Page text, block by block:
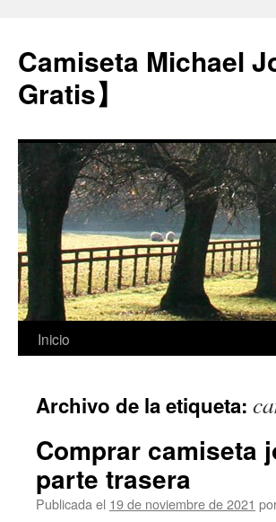
Camiseta Michael
Gratis】
Saltar
contenido
Inicio
Archivo de la etiqueta:
Comprar camiseta
parte trasera
Publicada el 19 de noviembre de 2021